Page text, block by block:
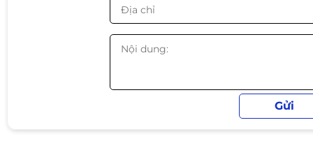
🔥 Đặc biệt mạnh ở:
✔ Game FPS (CS2, Valorant)